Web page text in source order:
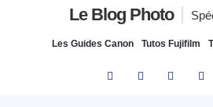
Le Blog Photo
Les Guides Canon Tutos Fujifilm